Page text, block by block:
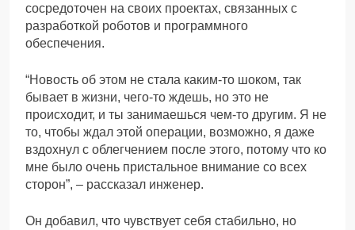
сосредоточен на своих проектах, связанных с
разработкой роботов и программного
обеспечения.
“Новость об этом не стала каким-то шоком, так
бывает в жизни, чего-то ждешь, но это не
происходит, и ты занимаешься чем-то другим. Я не
то, чтобы ждал этой операции, возможно, я даже
вздохнул с облегчением после этого, потому что ко
мне было очень пристальное внимание со всех
сторон”, – рассказал инженер.
Он добавил, что чувствует себя стабильно, но